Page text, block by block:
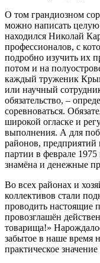
О том грандиозном
можно написать
находился Николай
профессионалов, с
подробно изучить их
потом и на
каждый труженик
или научный
обязательство, –
соревноваться.
широкой огласке и
выполнения. А для
районов,
партии в феврале
знамёна и денежные
Во всех районах и
коллективов стали
проводить настоящие
провозглашён
товарища!»
забытое в наше время
практическое